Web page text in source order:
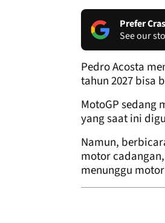
Prefer
See our
Pedro Acosta
tahun 2027 bisa
MotoGP sedang
yang saat ini
Namun,
motor
menunggu